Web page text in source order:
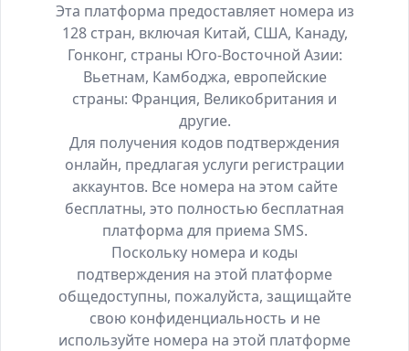
Эта платформа предоставляет номера из
128 стран, включая Китай, США, Канаду,
Гонконг, страны Юго-Восточной Азии:
Вьетнам, Камбоджа, европейские
страны: Франция, Великобритания и
другие.
Для получения кодов подтверждения
онлайн, предлагая услуги регистрации
аккаунтов. Все номера на этом сайте
бесплатны, это полностью бесплатная
платформа для приема SMS.
Поскольку номера и коды
подтверждения на этой платформе
общедоступны, пожалуйста, защищайте
свою конфиденциальность и не
используйте номера на этой платформе